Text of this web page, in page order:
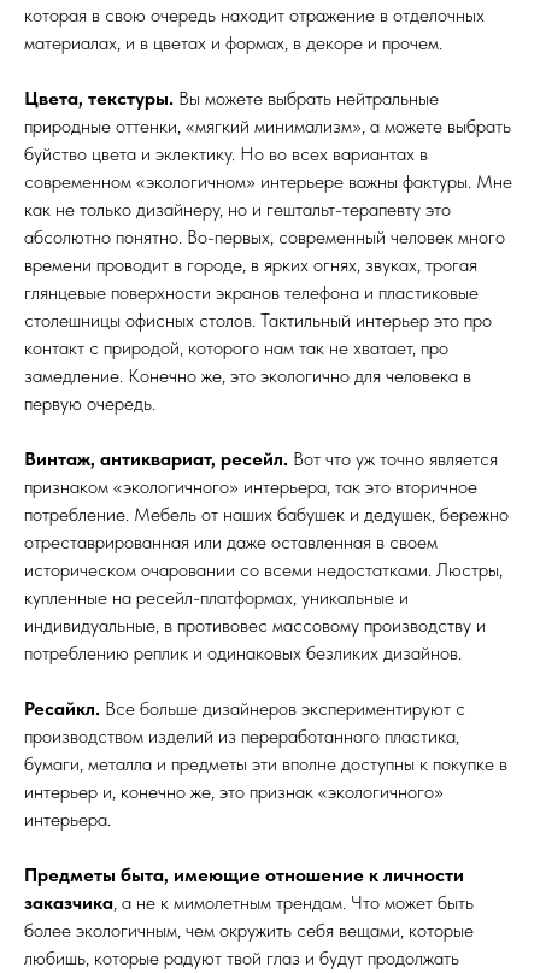
которая в свою очередь находит отражение в отделочных
материалах, и в цветах и формах, в декоре и прочем.
Цвета, текстуры. Вы можете выбрать нейтральные
природные оттенки, «мягкий минимализм», а можете выбрать
буйство цвета и эклектику. Но во всех вариантах в
современном «экологичном» интерьере важны фактуры. Мне
как не только дизайнеру, но и гештальт-терапевту это
абсолютно понятно. Во-первых, современный человек много
времени проводит в городе, в ярких огнях, звуках, трогая
глянцевые поверхности экранов телефона и пластиковые
столешницы офисных столов. Тактильный интерьер это про
контакт с природой, которого нам так не хватает, про
замедление. Конечно же, это экологично для человека в
первую очередь.
Винтаж, антиквариат, ресейл. Вот что уж точно является
признаком «экологичного» интерьера, так это вторичное
потребление. Мебель от наших бабушек и дедушек, бережно
отреставрированная или даже оставленная в своем
историческом очаровании со всеми недостатками. Люстры,
купленные на ресейл-платформах, уникальные и
индивидуальные, в противовес массовому производству и
потреблению реплик и одинаковых безликих дизайнов.
Ресайкл. Все больше дизайнеров экспериментируют с
производством изделий из переработанного пластика,
бумаги, металла и предметы эти вполне доступны к покупке в
интерьер и, конечно же, это признак «экологичного»
интерьера.
Предметы быта, имеющие отношение к личности
заказчика, а не к мимолетным трендам. Что может быть
более экологичным, чем окружить себя вещами, которые
любишь, которые радуют твой глаз и будут продолжать